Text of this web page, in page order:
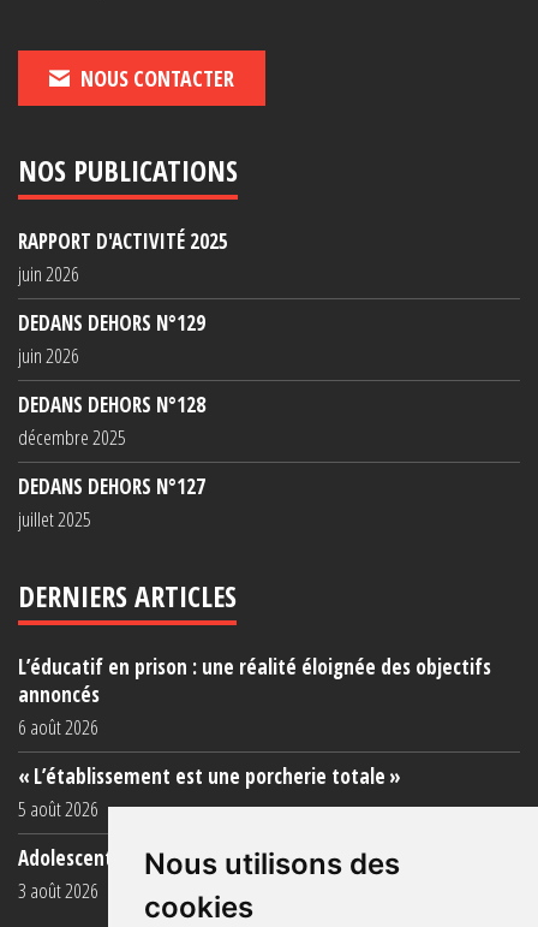
Nous utilisons des
cookies
NOUS CONTACTER
NOS PUBLICATIONS
RAPPORT D'ACTIVITÉ 2025
juin 2026
DEDANS DEHORS N°129
juin 2026
DEDANS DEHORS N°128
décembre 2025
DEDANS DEHORS N°127
juillet 2025
DERNIERS ARTICLES
L’éducatif en prison : une réalité éloignée des objectifs
annoncés
6 août 2026
« L’établissement est une porcherie totale »
5 août 2026
Adolescent·es incarcéré·es : une faillite collective
3 août 2026